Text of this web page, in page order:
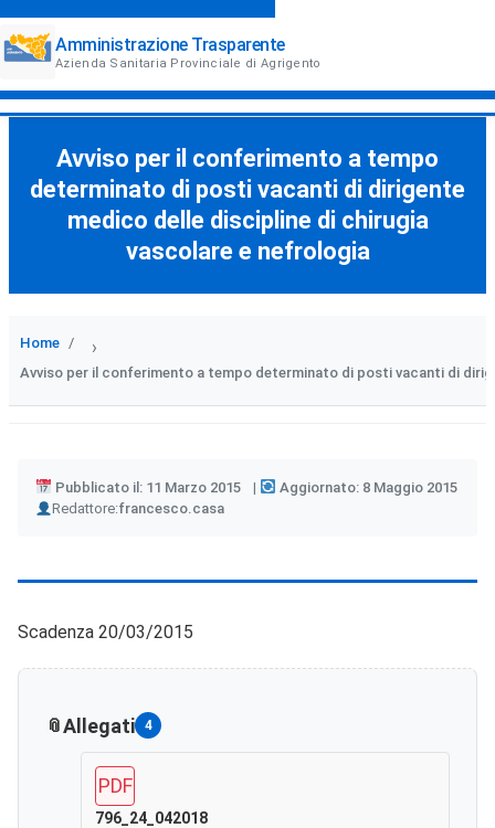
Amministrazione Trasparente
Azienda Sanitaria Provinciale di Agrigento
Avviso per il conferimento a tempo
determinato di posti vacanti di dirigente
medico delle discipline di chirugia
vascolare e nefrologia
Home ›
Avviso per il conferimento a tempo determinato di posti vacanti di
Pubblicato il: 11 Marzo 2015
Aggiornato: 8 Maggio 2015
Redattore:
Author francesco.casa
Scadenza 20/03/2015
Allegati 4
PDF
796_24_042018